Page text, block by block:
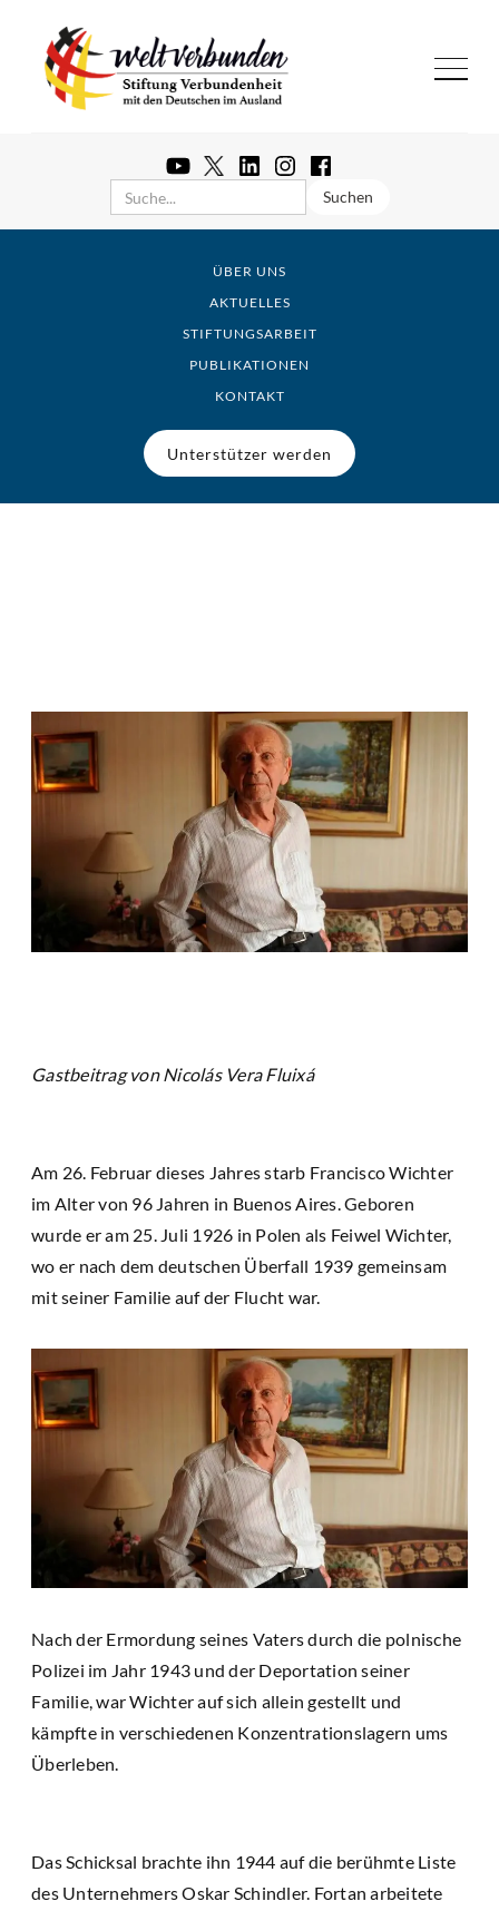
ÜBER UNS
AKTUELLES
STIFTUNGSARBEIT
PUBLIKATIONEN
KONTAKT
Unterstützer werden
Gastbeitrag von Nicolás Vera Fluixá
Am 26. Februar dieses Jahres starb Francisco Wichter
im Alter von 96 Jahren in Buenos Aires. Geboren
wurde er am 25. Juli 1926 in Polen als Feiwel Wichter,
wo er nach dem deutschen Überfall 1939 gemeinsam
mit seiner Familie auf der Flucht war.
Nach der Ermordung seines Vaters durch die polnische
Polizei im Jahr 1943 und der Deportation seiner
Familie, war Wichter auf sich allein gestellt und
kämpfte in verschiedenen Konzentrationslagern ums
Überleben.
Das Schicksal brachte ihn 1944 auf die berühmte Liste
des Unternehmers Oskar Schindler. Fortan arbeitete